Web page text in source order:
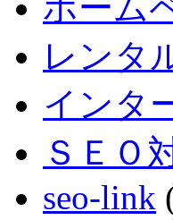
レンタ
インタ
ＳＥＯ
seo-link